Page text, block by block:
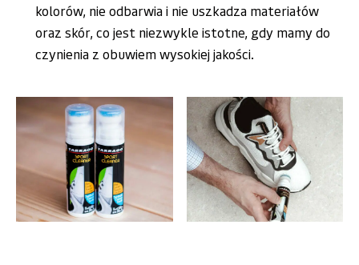
kolorów, nie odbarwia i nie uszkadza materiałów
oraz skór, co jest niezwykle istotne, gdy mamy do
czynienia z obuwiem wysokiej jakości.